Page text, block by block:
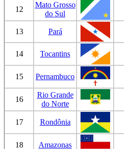
12
Mato Grosso
do Sul
13 Pará
14 Tocantins
15 Pernambuco
16
Rio Grande
do Norte
17 Rondônia
18 Amazonas